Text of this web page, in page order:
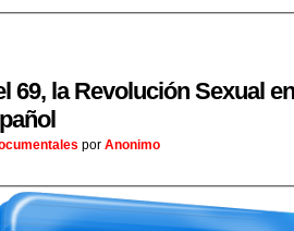
69, la Revolución Sexual
por Anonimo